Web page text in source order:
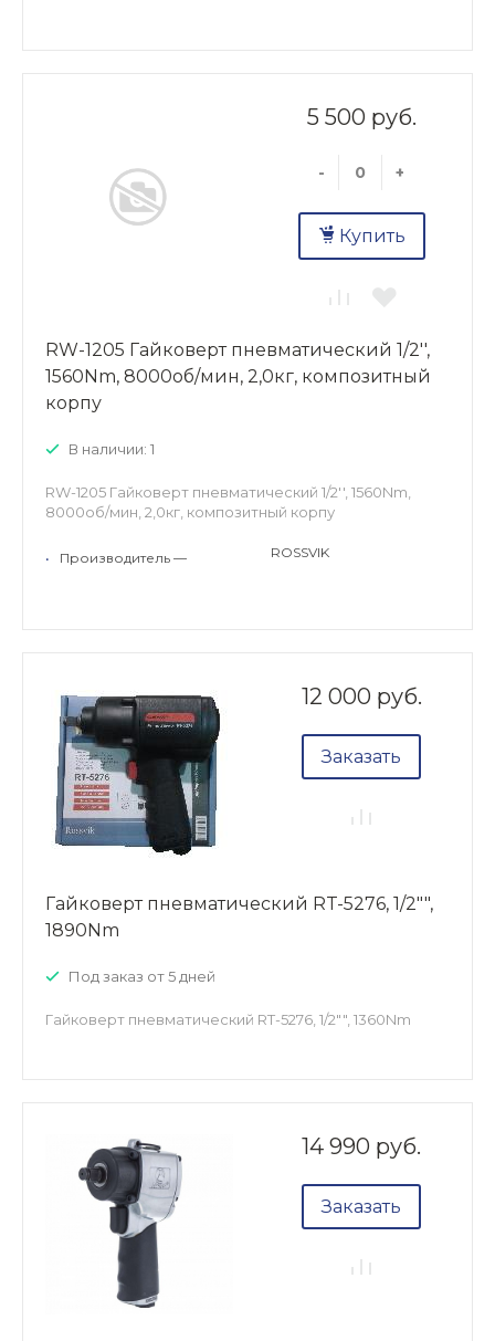
5 500 руб.
- +
Купить
RW-1205 Гайковерт пневматический 1/2'',
1560Nm, 8000об/мин, 2,0кг, композитный
корпу
В наличии: 1
RW-1205 Гайковерт пневматический 1/2'', 1560Nm,
8000об/мин, 2,0кг, композитный корпу
• Производитель — ROSSVIK
12 000 руб.
Заказать
Гайковерт пневматический RT-5276, 1/2"",
1890Nm
Под заказ от 5 дней
Гайковерт пневматический RT-5276, 1/2"", 1360Nm
14 990 руб.
Заказать